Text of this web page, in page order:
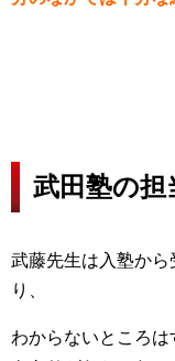
武田塾の担
武藤先生は入塾から
り、
わからないところ